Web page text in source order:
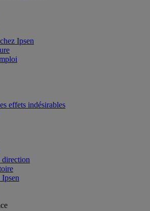
Ipsen
effets indésirables
direction